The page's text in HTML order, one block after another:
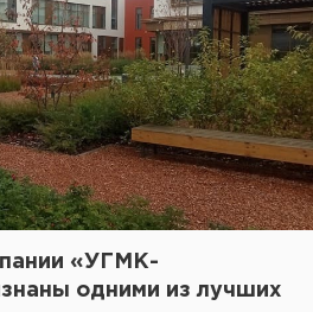
«УГМК-
одними из лучших